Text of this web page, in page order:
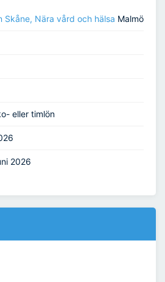
Skåne, Nära vård och hälsa Malmö
eller timlön
2026